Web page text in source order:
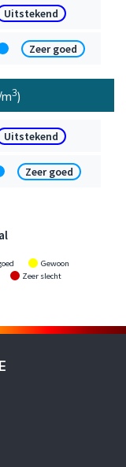
Uitstekend
Zeer goed
3)
Uitstekend
Zeer goed
Gewoon
Zeer slecht
NOUVELLE